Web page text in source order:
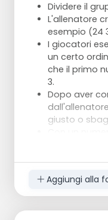
Dividere il
L'allenatore
esempio (24
I giocatori
un certo
che il primo
3.
Dopo aver
giusto o
indovinare il
Aggiungi alla